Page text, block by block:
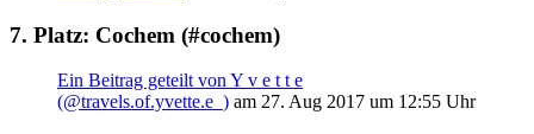
7. Platz: Cochem (#cochem)
Ein Beitrag geteilt von Y v e t t e
(@travels.of.yvette.e_) am 27. Aug 2017 um 12:55 Uhr